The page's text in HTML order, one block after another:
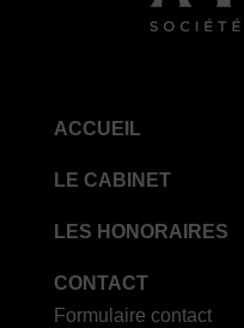
ACCUEIL
LE CABINET
LES HONORAIRES
CONTACT
Formulaire contact